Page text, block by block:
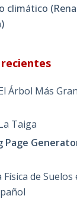
climático
Árbol Más
Taiga
Page
Física de Suelos